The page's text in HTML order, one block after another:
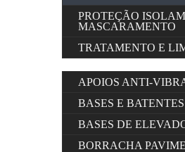
PROTEÇÃO
MASCARAMENTO
TRATAMENTO E
APOIOS ANTI-
BASES E BATENTES
BASES DE
BORRACHA